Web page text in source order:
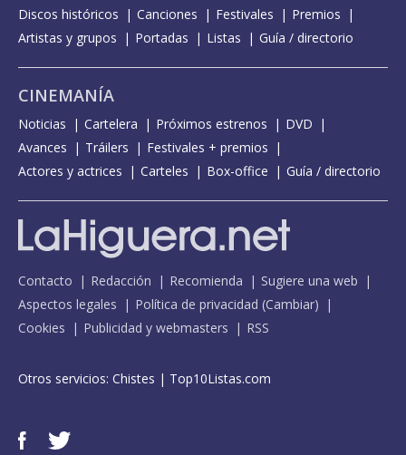
Discos históricos
Canciones Festivales
Premios
Artistas y grupos
Portadas Listas Guía / directorio
CINEMANÍA
Noticias Cartelera Próximos estrenos
DVD
Avances
Tráilers
Festivales + premios
Actores y actrices
Carteles Box-office Guía / directorio
Contacto Redacción Recomienda
Sugiere una web
Aspectos legales
Política de privacidad (Cambiar)
Cookies
Publicidad y webmasters RSS
Otros servicios: Chistes | Top10Listas.com